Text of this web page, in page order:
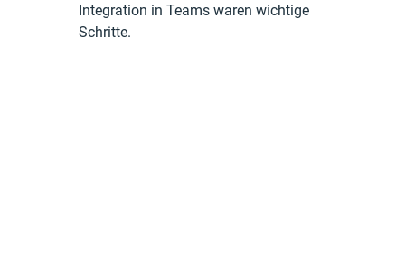
Integration in Teams waren wichtige
Schritte.